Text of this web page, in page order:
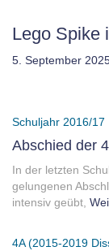
Lego Spike
5. September
Schuljahr 2016/17
Abschied der
In der letzten
gelungenen
intensiv geübt,
4A (2015-2019